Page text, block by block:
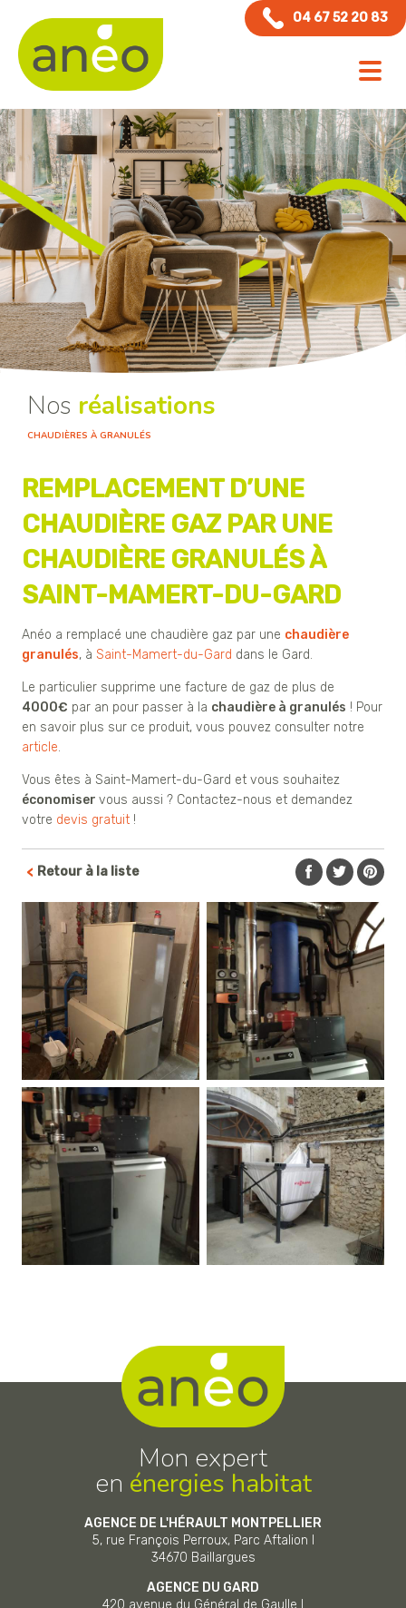
04 67 52 20 83
Nos réalisations
CHAUDIÈRES À GRANULÉS
REMPLACEMENT D’UNE
CHAUDIÈRE GAZ PAR UNE
CHAUDIÈRE GRANULÉS À
SAINT-MAMERT-DU-GARD
Anéo a remplacé une chaudière gaz par une chaudière
granulés, àSaint-Mamert-du-Gard dans le Gard.
Le particulier supprime une facture de gaz de plus de
4000€ par an pour passer à la chaudière à granulés ! Pour
en savoir plus sur ce produit, vous pouvez consulter notre
article.
Vous êtes à Saint-Mamert-du-Gard et vous souhaitez
économiservous aussi ? Contactez-nous et demandez
votre devis gratuit !
Retour à la liste
Mon expert
en énergies habitat
AGENCE DE L'HÉRAULT MONTPELLIER
5, rue François Perroux, Parc Aftalion I
34670 Baillargues
AGENCE DU GARD